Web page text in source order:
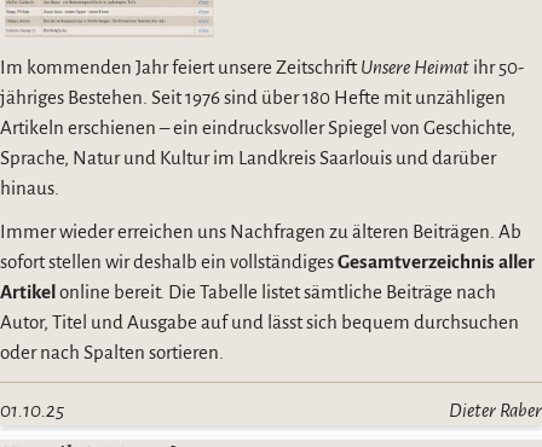
Im kommenden Jahr feiert unsere ZeitschriftUnsere Heimat ihr 50-
jähriges Bestehen. Seit 1976 sind über 180 Hefte mit unzähligen
Artikeln erschienen – ein eindrucksvoller Spiegel von Geschichte,
Sprache, Natur und Kultur im Landkreis Saarlouis und darüber
hinaus.
Immer wieder erreichen uns Nachfragen zu älteren Beiträgen. Ab
sofort stellen wir deshalb ein vollständigesGesamtverzeichnis aller
Artikel online bereit. Die Tabelle listet sämtliche Beiträge nach
Autor, Titel und Ausgabe auf und lässt sich bequem durchsuchen
oder nach Spalten sortieren.
01.10.25 Dieter Raber